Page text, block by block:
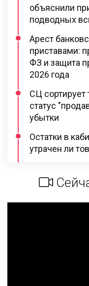
объяснили
подводных
Арест
приставами:
ФЗ и защита
2026 года
СЦ сортирует
статус
убытки
Остатки в
утрачен ли